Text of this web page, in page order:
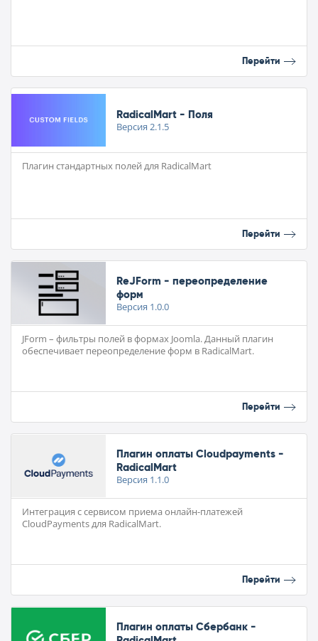
Перейти
RadicalMart - Поля
Версия 2.1.5
Плагин стандартных полей для RadicalMart
Перейти
ReJForm - переопределение
форм
Версия 1.0.0
JForm – фильтры полей в формах Joomla. Данный плагин
обеспечивает переопределение форм в RadicalMart.
Перейти
Плагин оплаты Cloudpayments -
RadicalMart
Версия 1.1.0
Интеграция с сервисом приема онлайн-платежей
CloudPayments для RadicalMart.
Перейти
Плагин оплаты Сбербанк -